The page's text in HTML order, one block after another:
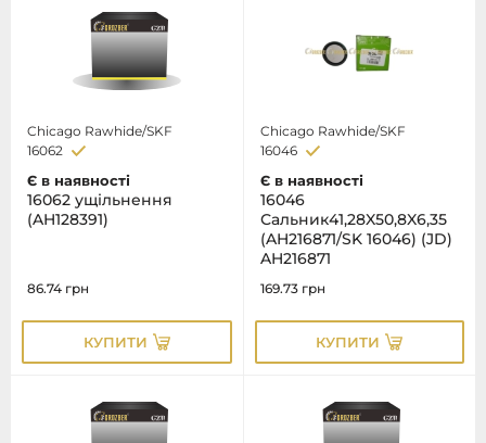
Chicago Rawhide/SKF
16062
Є в наявності
16062 ущільнення
(AH128391)
86.74 грн
КУПИТИ
Chicago Rawhide/SKF
16046
Є в наявності
16046
Сальник41,28X50,8X6,35
(AH216871/SK 16046) (JD)
AH216871
169.73 грн
КУПИТИ